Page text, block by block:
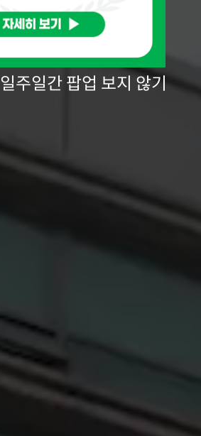
일주일간 팝업 보지 않기